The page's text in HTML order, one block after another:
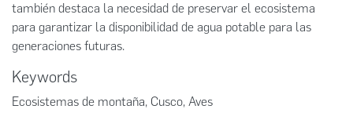
también destaca la necesidad de preservar el ecosistema
para garantizar la disponibilidad de agua potable para las
generaciones futuras.
Keywords
Ecosistemas de montaña, Cusco, Aves